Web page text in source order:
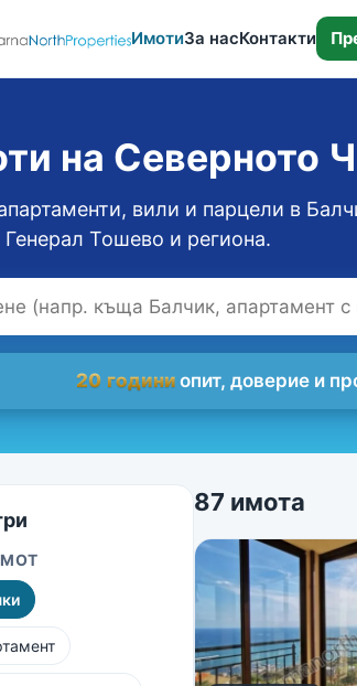
ИмотиЗа насКонтакти
на Северното
вили и парцели в
Тошево и региона.
20 години опит, доверие и
87 имота